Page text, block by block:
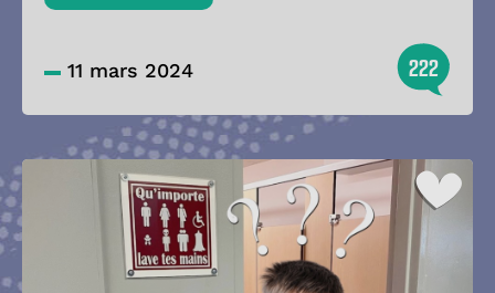
11 mars 2024 222